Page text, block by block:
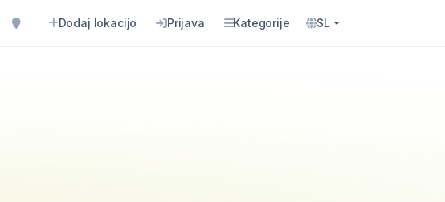
Dodaj lokacijo Prijava Kategorije SL